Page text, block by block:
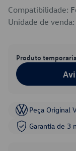
Compatibilidade:
Unidade de venda:
Produto
Peça Original
Garantia de 3